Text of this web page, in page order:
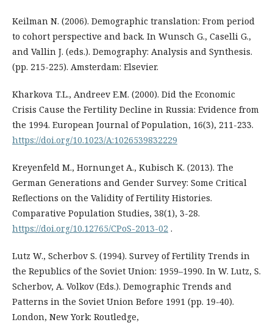
Keilman N. (2006). Demographic translation: From period
to cohort perspective and back. In Wunsch G., Caselli G.,
and Vallin J. (eds.). Demography: Analysis and Synthesis.
(pp. 215-225). Amsterdam: Elsevier.
Kharkova T.L., Andreev E.M. (2000). Did the Economic
Crisis Cause the Fertility Decline in Russia: Evidence from
the 1994. European Journal of Population, 16(3), 211-233.
https://doi.org/10.1023/A:1026539832229
Kreyenfeld M., Hornunget A., Kubisch K. (2013). The
German Generations and Gender Survey: Some Critical
Reflections on the Validity of Fertility Histories.
Comparative Population Studies, 38(1), 3-28.
https://doi.org/10.12765/CPoS-2013-02 .
Lutz W., Scherbov S. (1994). Survey of Fertility Trends in
the Republics of the Soviet Union: 1959–1990. In W. Lutz, S.
Scherbov, A. Volkov (Eds.). Demographic Trends and
Patterns in the Soviet Union Before 1991 (pp. 19-40).
London, New York: Routledge,